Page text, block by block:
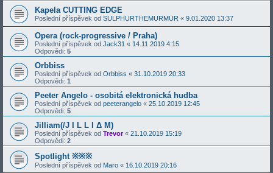
Kapela CUTTING EDGE
Poslední příspěvek od SULPHURTHEMURMUR « 9.01.2020 13:37
Opera (rock-progressive / Praha)
Poslední příspěvek od Jack31 « 14.11.2019 4:15
Odpovědi: 5
Orbbiss
Poslední příspěvek od Orbbiss « 31.10.2019 20:33
Odpovědi: 1
Peeter Angelo - osobitá elektronická hudba
Poslední příspěvek od peeterangelo « 25.10.2019 12:45
Odpovědi: 5
Jilliam(/J I L L I Δ M)
Poslední příspěvek od Trevor« 21.10.2019 15:19
Odpovědi: 2
Spotlight ※※※
Poslední příspěvek od Maro « 16.10.2019 20:16